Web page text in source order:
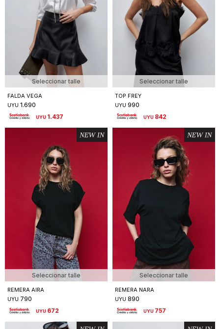
Seleccionar talle
FALDA VEGA
UYU 1.690
UYU 1.437
Seleccionar talle
TOP FREY
UYU 990
UYU 842
Seleccionar talle
REMERA AIRA
UYU 790
UYU 672
Seleccionar talle
REMERA NARA
UYU 890
UYU 757